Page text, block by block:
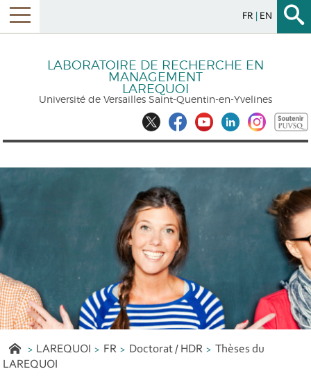
FR EN
LABORATOIRE DE RECHERCHE EN
MANAGEMENT
LAREQUOI
Université de Versailles Saint-Quentin-en-Yvelines
LAREQUOI FR Doctorat / HDR
Thèses du
LAREQUOI